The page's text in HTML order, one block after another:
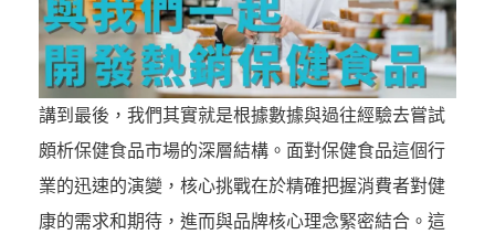
講到最後，我們其實就是根據數據與過往經驗去嘗試
頗析保健食品市場的深層結構。面對保健食品這個行
業的迅速的演變，核心挑戰在於精確把握消費者對健
康的需求和期待，進而與品牌核心理念緊密結合。這